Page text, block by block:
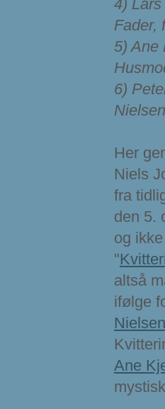
4)
Fader,
5) Ane
6)
Her
Niels
fra
den 5.
og
"
altså
ifølge
Nielsen
Ane